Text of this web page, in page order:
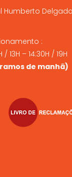
Delgado,
:
13H – 14:30H / 19H
de manhã)